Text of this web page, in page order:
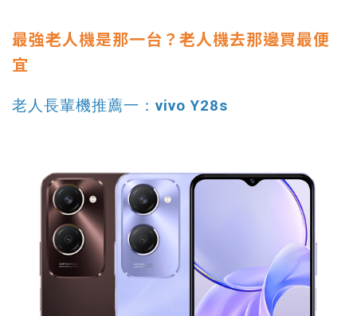
最強老人機是那一台？老人機去那邊買最便
宜
老人長輩機推薦一：vivo Y28s